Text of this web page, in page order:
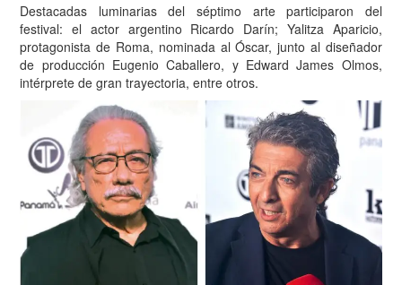
Destacadas luminarias del séptimo arte participaron del
festival: el actor argentino Ricardo Darín; Yalitza Aparicio,
protagonista de Roma, nominada al Óscar, junto al diseñador
de producción Eugenio Caballero, y Edward James Olmos,
intérprete de gran trayectoria, entre otros.